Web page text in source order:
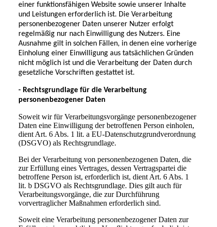
einer funktionsfähigen Website sowie unserer Inhalte
und Leistungen erforderlich ist. Die Verarbeitung
personenbezogener Daten unserer Nutzer erfolgt
regelmäßig nur nach Einwilligung des Nutzers. Eine
Ausnahme gilt in solchen Fällen, in denen eine vorherige
Einholung einer Einwilligung aus tatsächlichen Gründen
nicht möglich ist und die Verarbeitung der Daten durch
gesetzliche Vorschriften gestattet ist.
- Rechtsgrundlage für die Verarbeitung
personenbezogener Daten
Soweit wir für Verarbeitungsvorgänge personenbezogener
Daten eine Einwilligung der betroffenen Person einholen,
dient Art. 6 Abs. 1 lit. a EU-Datenschutzgrundverordnung
(DSGVO) als Rechtsgrundlage.
Bei der Verarbeitung von personenbezogenen Daten, die
zur Erfüllung eines Vertrages, dessen Vertragspartei die
betroffene Person ist, erforderlich ist, dient Art. 6 Abs. 1
lit. b DSGVO als Rechtsgrundlage. Dies gilt auch für
Verarbeitungsvorgänge, die zur Durchführung
vorvertraglicher Maßnahmen erforderlich sind.
Soweit eine Verarbeitung personenbezogener Daten zur